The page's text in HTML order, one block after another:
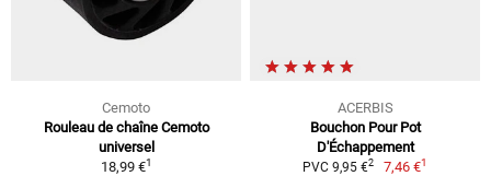
Cemoto
Rouleau de chaîne Cemoto
universel
18,99 €1
ACERBIS
Bouchon Pour Pot
D'Échappement
PVC 9,95 €2 7,46 €1